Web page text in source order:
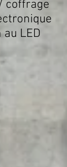
coffrage
LED